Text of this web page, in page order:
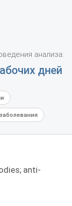
анализа:
дней
anti-